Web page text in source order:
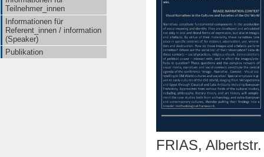
Teilnehmer_innen
Informationen für
Referent_innen / information
(Speaker)
Publikation
FRIAS,